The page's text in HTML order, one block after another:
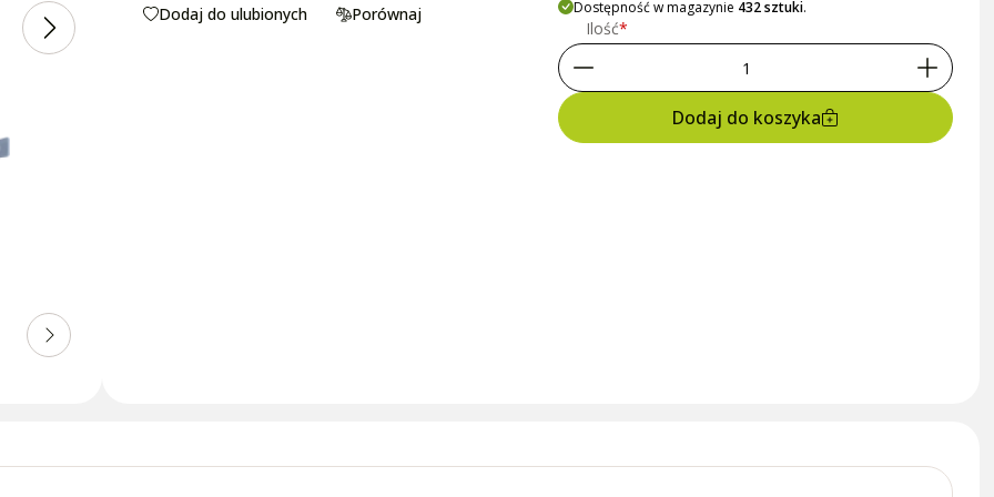
Dodaj do ulubionych
Porównaj
Dostępność w magazynie 432 sztuki.
Ilość
Dodaj do koszyka